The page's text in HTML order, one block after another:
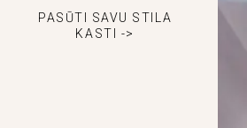
PASŪTI SAVU STILA
KASTI ->